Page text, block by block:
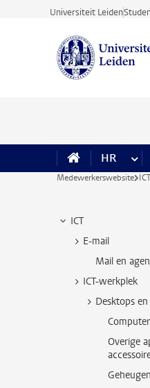
Ga direct naar de inhoud
Universiteit Leiden
HR
Medewerkerswebsite ICT
ICT
E-mail
Mail en
ICT-werkplek
Desktops
Overige